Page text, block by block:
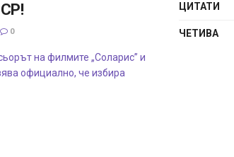
0
на филмите „Соларис” и
официално, че избира
ЦИТАТИ
ЧЕТИВА